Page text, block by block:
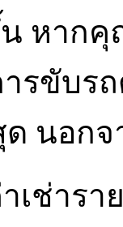
หาก
รขับรถ
ด นอก
เช่าร